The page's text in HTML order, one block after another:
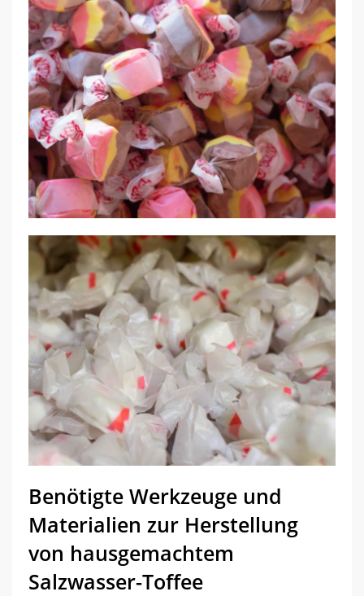
Benötigte Werkzeuge und
Materialien zur Herstellung
von hausgemachtem
Salzwasser-Toffee